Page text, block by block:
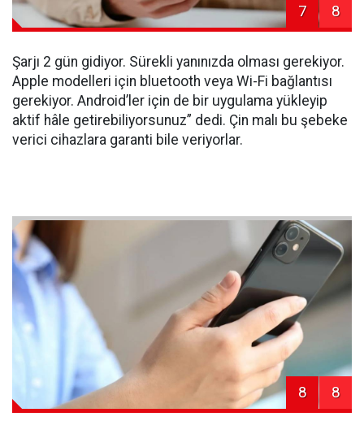
7 8
Şarjı 2 gün gidiyor. Sürekli yanınızda olması gerekiyor.
Apple modelleri için bluetooth veya Wi-Fi bağlantısı
gerekiyor. Android’ler için de bir uygulama yükleyip
aktif hâle getirebiliyorsunuz” dedi. Çin malı bu şebeke
verici cihazlara garanti bile veriyorlar.
8 8